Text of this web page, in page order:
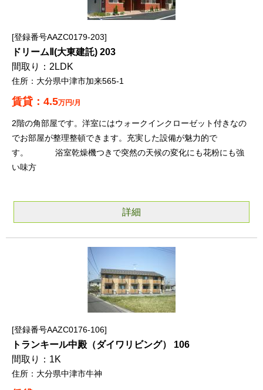
登録番号AAZC0179-203
ドリームⅡ(大東建託) 203
2LDK
大分県中津市加来565-1
4.5万円/月
2階の角部屋です。洋室にはウォークインクローゼット付きなの
でお部屋が整理整頓できます。充実した設備が魅力的で
す。 浴室乾燥機つきで突然の天候の変化にも花粉にも強
い味方
詳細
登録番号AAZC0176-106
トランキール中殿（ダイワリビング） 106
1K
大分県中津市牛神